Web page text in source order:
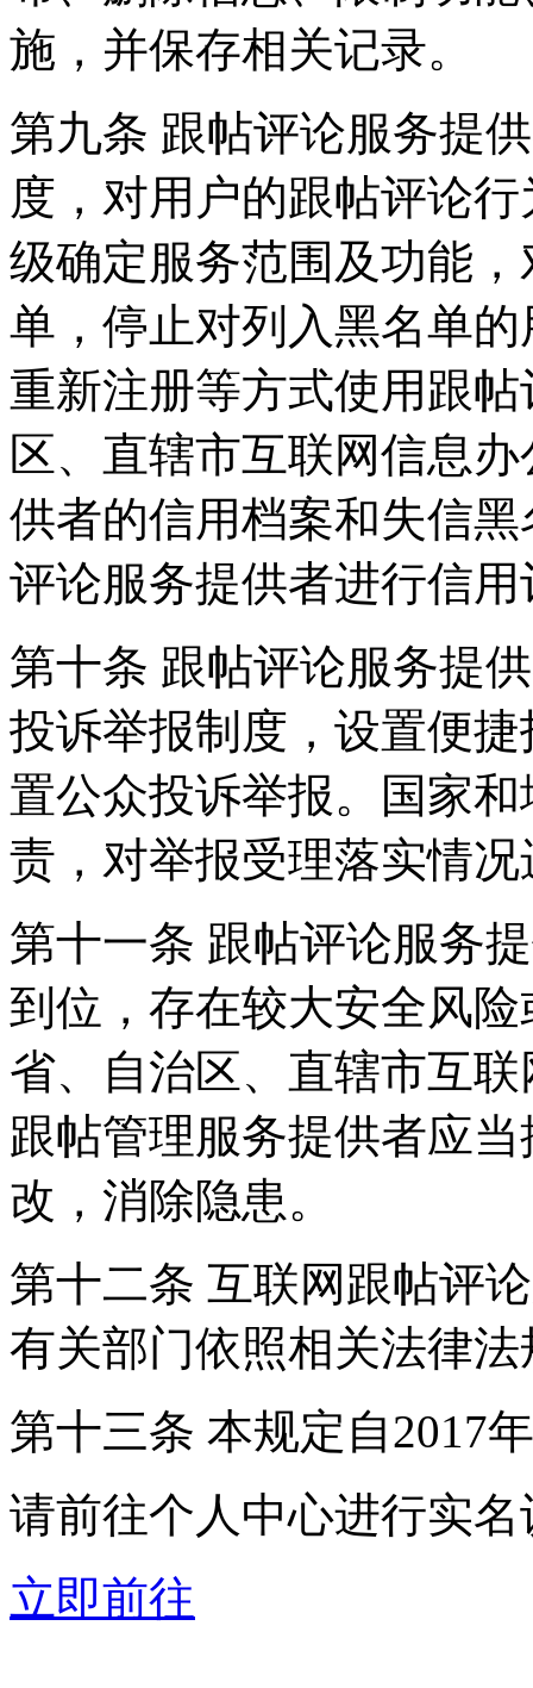
施，并保存相关记录。
第九条 跟帖评论服务提
度，对用户的跟帖评论
级确定服务范围及功能
单，停止对列入黑名单
重新注册等方式使用跟
区、直辖市互联网信息
供者的信用档案和失信
评论服务提供者进行信用
第十条 跟帖评论服务提
投诉举报制度，设置便
置公众投诉举报。国家
责，对举报受理落实情
第十一条 跟帖评论服务
到位，存在较大安全风
省、自治区、直辖市互
跟帖管理服务提供者应
改，消除隐患。
第十二条 互联网跟帖评
有关部门依照相关法律
第十三条 本规定自2017
请前往个人中心进行实名
立即前往